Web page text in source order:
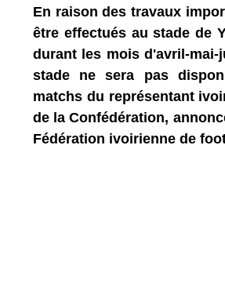
En raison des travaux
être effectués au stade de
durant les mois d'avril-mai-
stade ne sera pas
matchs du représentant
de la Confédération,
Fédération ivoirienne de